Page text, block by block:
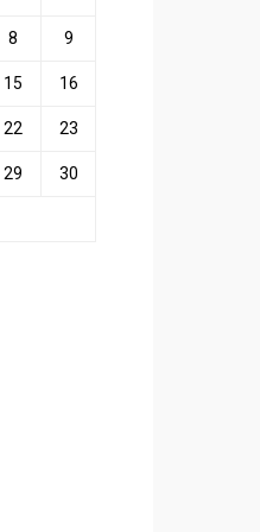
8 9
15 16
22 23
29 30